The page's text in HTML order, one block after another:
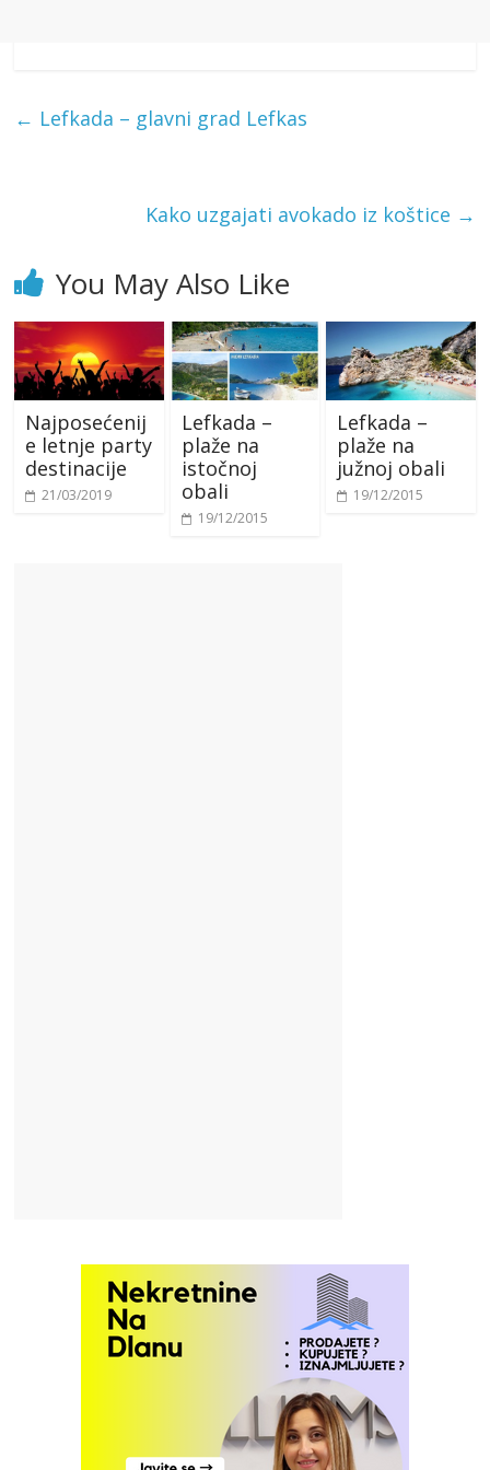
← Lefkada – glavni grad Lefkas
Kako uzgajati avokado iz koštice →
You May Also Like
Najposećenij
e letnje party
destinacije
21/03/2019
Lefkada –
plaže na
istočnoj
obali
19/12/2015
Lefkada –
plaže na
južnoj obali
19/12/2015